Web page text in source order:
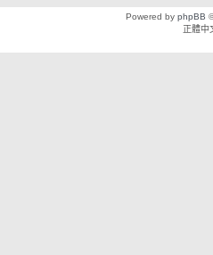
Powered by phpBB
正體中